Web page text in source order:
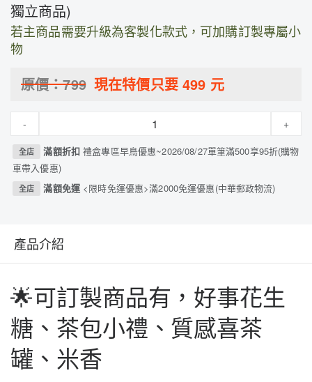
獨立商品)
若主商品需要升級為客製化款式，可加購訂製專屬小
物
原價：799 現在特價只要 499 元
- +
全店 滿額折扣禮盒專區早鳥優惠~2026/08/27單筆滿500享95折(購物
車帶入優惠)
全店 滿額免運 <限時免運優惠>滿2000免運優惠(中華郵政物流)
產品介紹
🌟可訂製商品有，好事花生
糖、茶包小禮、質感喜茶
罐、米香